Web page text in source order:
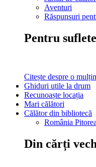
Aventuri
Răspunsuri
Pentru
Citește despre o
Ghiduri utile la drum
Recunoaște locația
Mari călători
Călător din bibliotecă
România
Din cărți